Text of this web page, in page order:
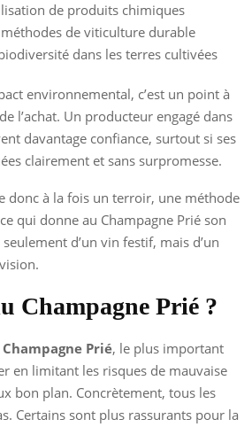
de produits chimiques
de viticulture durable
dans les terres cultivées
environnemental, c’est un point à
l’achat. Un producteur engagé dans
davantage confiance, surtout si ses
clairement et sans surpromesse.
donc à la fois un terroir, une méthode
qui donne au Champagne Prié son
d’un vin festif, mais d’un
Champagne Prié ?
Champagne Prié, le plus important
en limitant les risques de mauvaise
bon plan. Concrètement, tous les
Certains sont plus rassurants pour la